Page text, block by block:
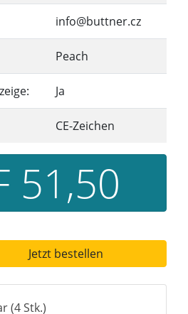
info@buttner.cz
Peach
Ja
CE-Zeichen
51,50
Jetzt bestellen
(4 Stk.)